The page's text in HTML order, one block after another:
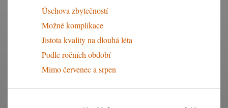
Úschova zbytečností
Možné komplikace
Jistota kvality na dlouhá léta
Podle ročních období
Mimo červenec a srpen